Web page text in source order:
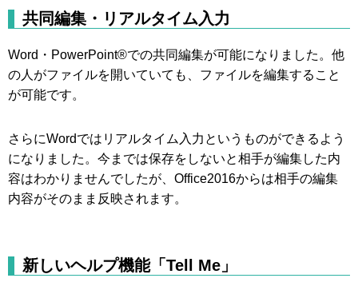
共同編集・リアルタイム入力
Word・PowerPoint®での共同編集が可能になりました。他
の人がファイルを開いていても、ファイルを編集すること
が可能です。
さらにWordではリアルタイム入力というものができるよう
になりました。今までは保存をしないと相手が編集した内
容はわかりませんでしたが、Office2016からは相手の編集
内容がそのまま反映されます。
新しいヘルプ機能「Tell Me」